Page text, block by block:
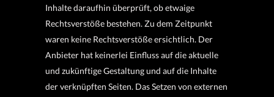
Inhalte daraufhin überprüft, ob etwaige
Rechtsverstöße bestehen. Zu dem Zeitpunkt
waren keine Rechtsverstöße ersichtlich. Der
Anbieter hat keinerlei Einfluss auf die aktuelle
und zukünftige Gestaltung und auf die Inhalte
der verknüpften Seiten. Das Setzen von externen